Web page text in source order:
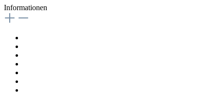
Informationen